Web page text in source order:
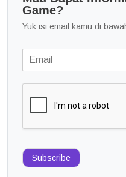
Game?
Yuk isi email kamu di
Subscribe